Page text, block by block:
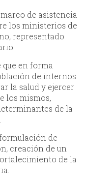
de asistencia
los ministerios de
representado
en forma
de internos
la salud y ejercer
los mismos,
de la
de
creación de un
de la